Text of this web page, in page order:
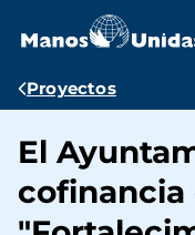
contenido
Ruta
navegación
Proyectos
El
cofinancia